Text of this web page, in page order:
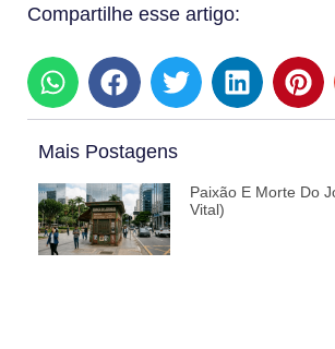
Compartilhe esse artigo:
Mais Postagens
Paixão E Morte Do
Vital)